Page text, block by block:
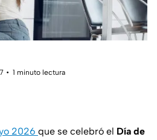
1 minuto lectura
2026 que se celebró el Día de